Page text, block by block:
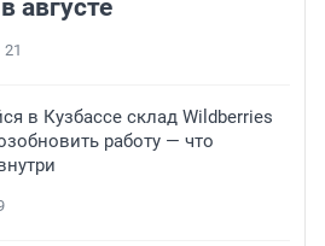
августе
21
в Кузбассе склад Wildberries
работу — что